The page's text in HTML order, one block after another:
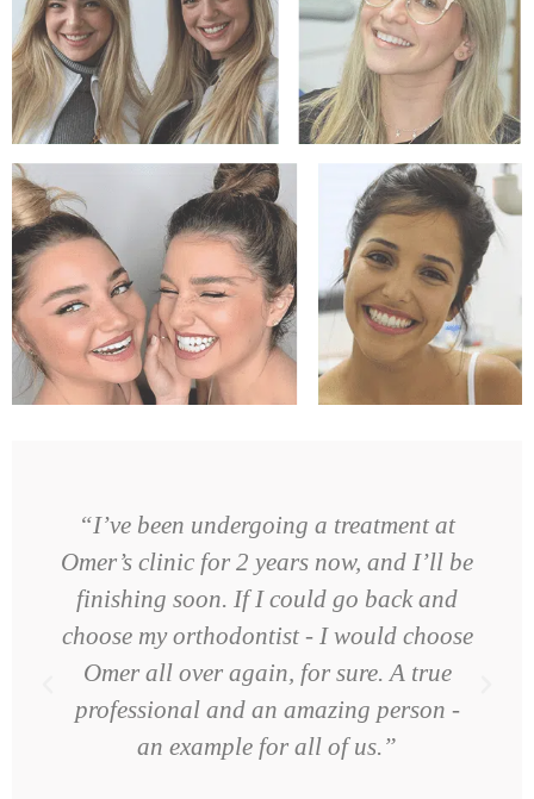
“I’ve been undergoing a treatment at
Omer’s clinic for 2 years now, and I’ll be
finishing soon. If I could go back and
choose my orthodontist - I would choose
Omer all over again, for sure. A true
professional and an amazing person -
an example for all of us.”